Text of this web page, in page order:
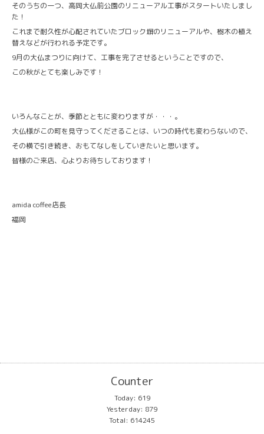
そのうちの一つ、高岡大仏前公園のリニューアル工事がスタートいたしまし
た！
これまで耐久性が心配されていたブロック塀のリニューアルや、樹木の植え
替えなどが行われる予定です。
9月の大仏まつりに向けて、工事を完了させるということですので、
この秋がとても楽しみです！
いろんなことが、季節とともに変わりますが・・・。
大仏様がこの町を見守ってくださることは、いつの時代も変わらないので、
その横で引き続き、おもてなしをしていきたいと思います。
皆様のご来店、心よりお待ちしております！
amida coffee店長
福岡
Counter
Today: 619
Yesterday: 879
Total: 614245